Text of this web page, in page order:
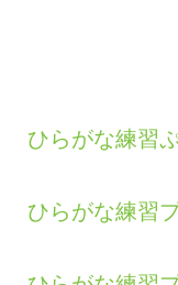
ひらがな練習
ひらがな練習